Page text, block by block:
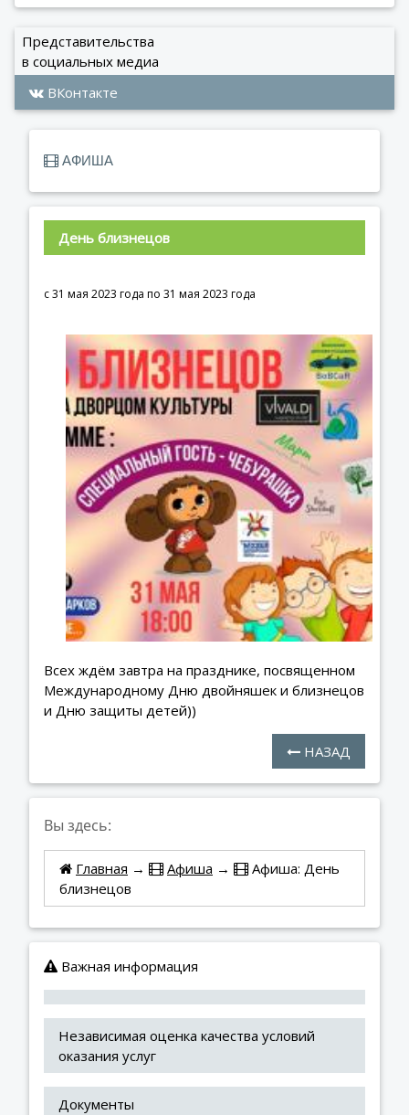
Представительства
в социальных медиа
ВКонтакте
АФИША
День близнецов
с 31 мая 2023 года по 31 мая 2023 года
Всех ждём завтра на празднике, посвященном
Международному Дню двойняшек и близнецов
и Дню защиты детей))
НАЗАД
Вы здесь:
Главная → Афиша →
Афиша: День
близнецов
Важная информация
Независимая оценка качества условий
оказания услуг
Документы